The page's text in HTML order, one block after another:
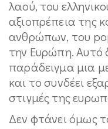
λαού, του
αξιοπρέπεια της
ανθρώπων, του
την Ευρώπη. Αυτό
παράδειγμα μια
και το συνδέει
στιγμές της
Δεν φτάνει όμως